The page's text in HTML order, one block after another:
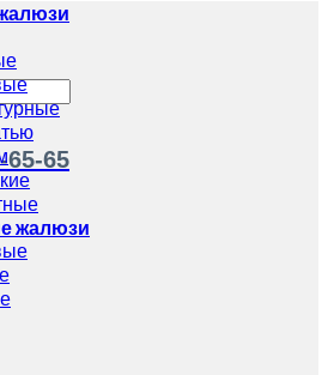
65-65
жалюзи